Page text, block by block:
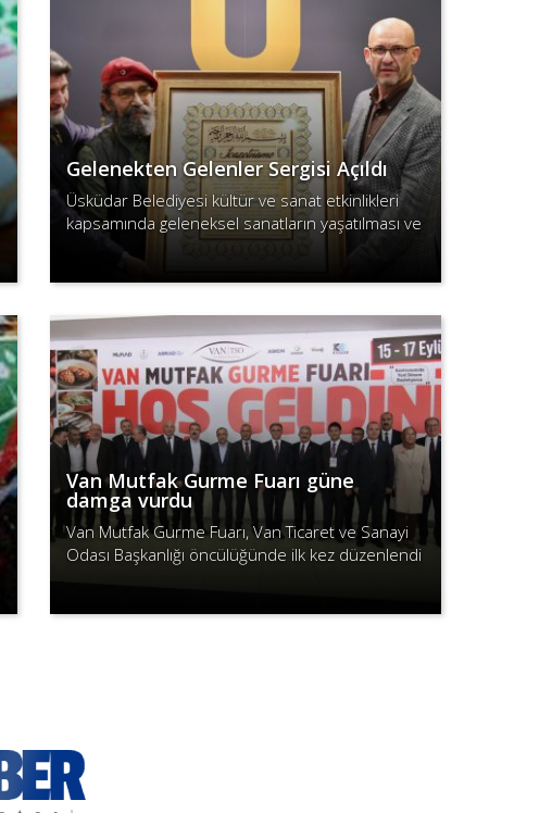
Gelenekten Gelenler Sergisi Açıldı
Üsküdar Belediyesi kültür ve sanat etkinlikleri
kapsamında geleneksel sanatların yaşatılması ve
Devamını Oku
Van Mutfak Gurme Fuarı güne
damga vurdu
Van Mutfak Gurme Fuarı, Van Ticaret ve Sanayi
Odası Başkanlığı öncülüğünde ilk kez düzenlendi